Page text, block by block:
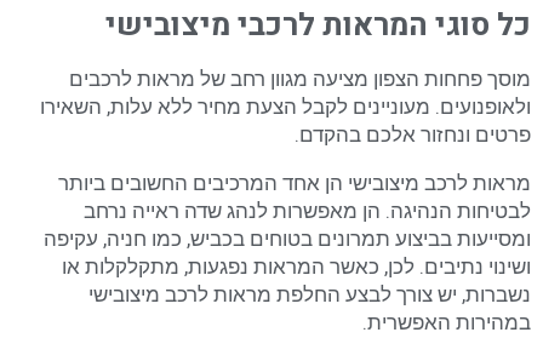
כל סוגי המראות לרכבי מיצובישי
מוסך פחחות הצפון מציעה מגוון רחב של מראות לרכבים
ולאופנועים. מעוניינים לקבל הצעת מחיר ללא עלות, השאירו
פרטים ונחזור אלכם בהקדם.
מראות לרכב מיצובישי הן אחד המרכיבים החשובים ביותר
לבטיחות הנהיגה. הן מאפשרות לנהג שדה ראייה נרחב
ומסייעות בביצוע תמרונים בטוחים בכביש, כמו חניה, עקיפה
ושינוי נתיבים. לכן, כאשר המראות נפגעות, מתקלקלות או
נשברות, יש צורך לבצע החלפת מראות לרכב מיצובישי
במהירות האפשרית.